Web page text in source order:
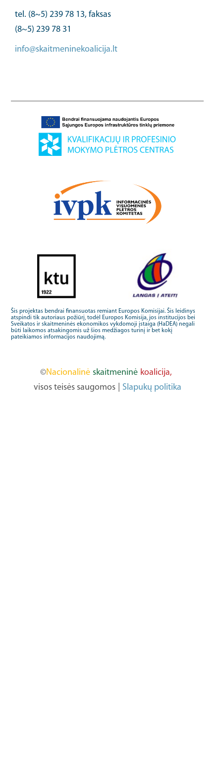
tel. (8~5) 239 78 13, faksas
(8~5) 239 78 31
info@skaitmeninekoalicija.lt
Šis projektas bendrai finansuotas remiant Europos Komisijai. Šis leidinys
atspindi tik autoriaus požiūrį, todėl Europos Komisija, jos institucijos bei
Sveikatos ir skaitmeninės ekonomikos vykdomoji įstaiga (HaDEA) negali
būti laikomos atsakingomis už šios medžiagos turinį ir bet kokį
pateikiamos informacijos naudojimą.
©Nacionalinė skaitmeninė koalicija,
visos teisės saugomos
Slapukų politika